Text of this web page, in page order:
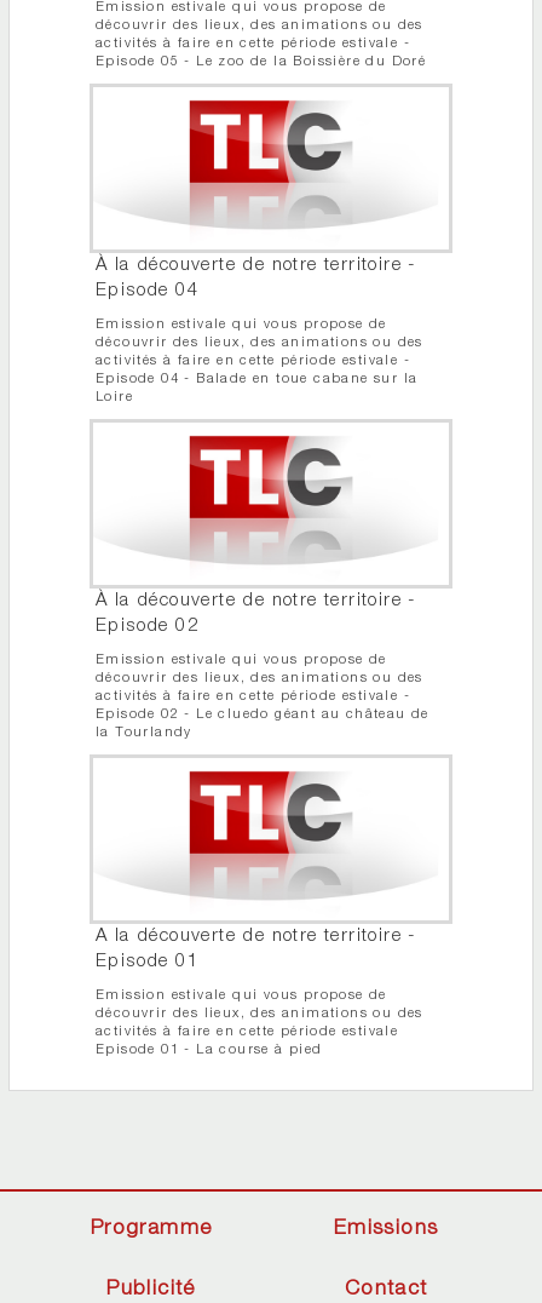
Emission estivale qui vous propose de
découvrir des lieux, des animations ou des
activités à faire en cette période estivale -
Episode 05 - Le zoo de la Boissière du Doré
À la découverte de notre territoire -
Episode 04
Emission estivale qui vous propose de
découvrir des lieux, des animations ou des
activités à faire en cette période estivale -
Episode 04 - Balade en toue cabane sur la
Loire
À la découverte de notre territoire -
Episode 02
Emission estivale qui vous propose de
découvrir des lieux, des animations ou des
activités à faire en cette période estivale -
Episode 02 - Le cluedo géant au château de
la Tourlandy
A la découverte de notre territoire -
Episode 01
Emission estivale qui vous propose de
découvrir des lieux, des animations ou des
activités à faire en cette période estivale
Episode 01 - La course à pied
Programme Emissions
Publicité Contact